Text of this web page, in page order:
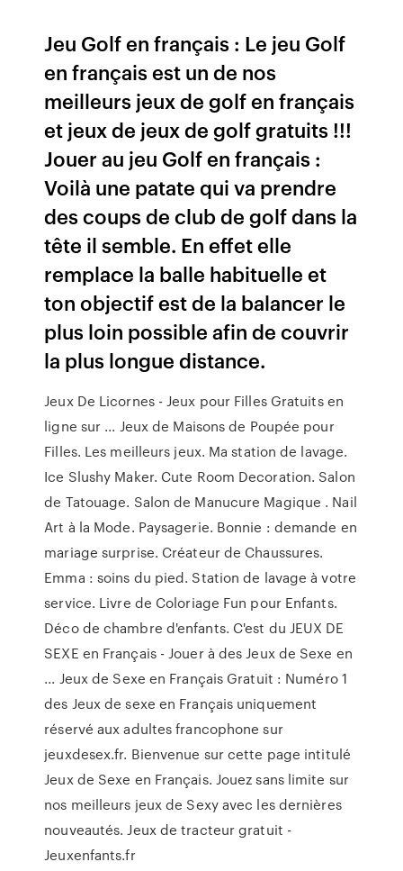
Jeu Golf en français : Le jeu Golf
en français est un de nos
meilleurs jeux de golf en français
et jeux de jeux de golf gratuits !!!
Jouer au jeu Golf en français :
Voilà une patate qui va prendre
des coups de club de golf dans la
tête il semble. En effet elle
remplace la balle habituelle et
ton objectif est de la balancer le
plus loin possible afin de couvrir
la plus longue distance.
Jeux De Licornes - Jeux pour Filles Gratuits en
ligne sur ... Jeux de Maisons de Poupée pour
Filles. Les meilleurs jeux. Ma station de lavage.
Ice Slushy Maker. Cute Room Decoration. Salon
de Tatouage. Salon de Manucure Magique . Nail
Art à la Mode. Paysagerie. Bonnie : demande en
mariage surprise. Créateur de Chaussures.
Emma : soins du pied. Station de lavage à votre
service. Livre de Coloriage Fun pour Enfants.
Déco de chambre d'enfants. C'est du JEUX DE
SEXE en Français - Jouer à des Jeux de Sexe en
... Jeux de Sexe en Français Gratuit : Numéro 1
des Jeux de sexe en Français uniquement
réservé aux adultes francophone sur
jeuxdesex.fr. Bienvenue sur cette page intitulé
Jeux de Sexe en Français. Jouez sans limite sur
nos meilleurs jeux de Sexy avec les dernières
nouveautés. Jeux de tracteur gratuit -
Jeuxenfants.fr